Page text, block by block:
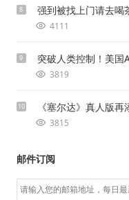
8 强到被找上门请去喝
4111
9 突破人类控制！美国
3819
10 《塞尔达》真人版
3815
邮件订阅